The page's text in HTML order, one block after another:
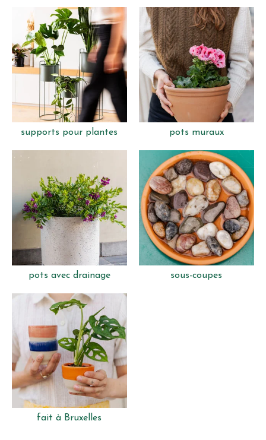
supports pour plantes pots muraux
pots avec drainage sous-coupes
fait à Bruxelles